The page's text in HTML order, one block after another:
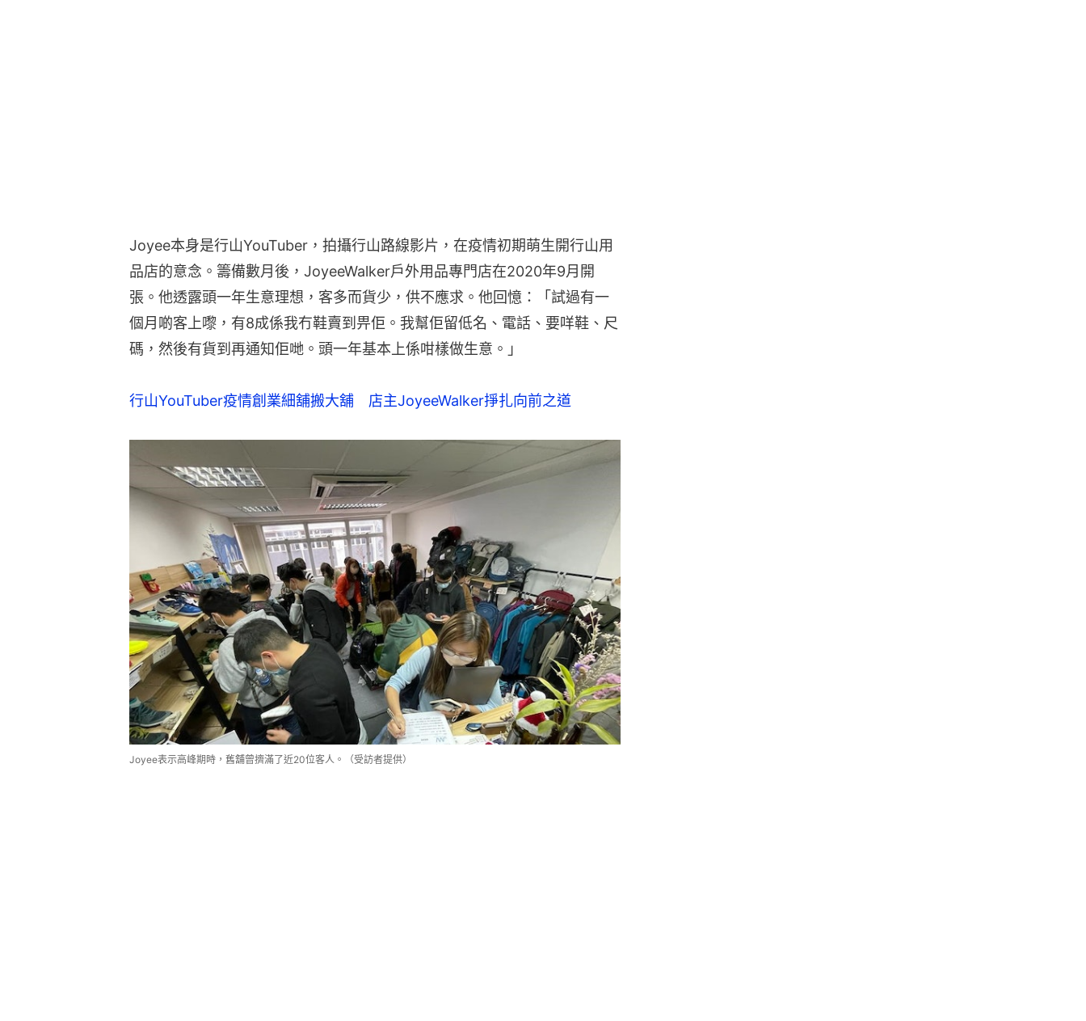
Joyee本身是行山YouTuber，拍攝行山路線影片，在疫情初期萌生開行山用
品店的意念。籌備數月後，JoyeeWalker戶外用品專門店在2020年9月開
張。他透露頭一年生意理想，客多而貨少，供不應求。他回憶：「試過有一
個月啲客上嚟，有8成係我冇鞋賣到畀佢。我幫佢留低名、電話、要咩鞋、尺
碼，然後有貨到再通知佢哋。頭一年基本上係咁樣做生意。」
行山YouTuber疫情創業細舖搬大舖　店主JoyeeWalker掙扎向前之道
Joyee表示高峰期時，舊舖曾擠滿了近20位客人。（受訪者提供）